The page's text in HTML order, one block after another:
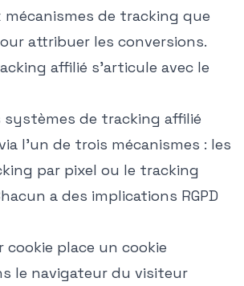
de tracking que
attribuer les conversions.
affilié s'articule avec le
de tracking affilié
l'un de trois mécanismes : les
par pixel ou le tracking
a des implications RGPD
cookie place un cookie
le navigateur du visiteur